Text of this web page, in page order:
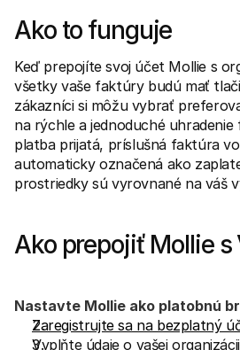
Ako to funguje
Keď prepojíte svoj účet Mollie s
všetky vaše faktúry budú mať
zákazníci si môžu vybrať
na rýchle a jednoduché
platba prijatá, príslušná faktúra
automaticky označená ako
prostriedky sú vyrovnané na váš
Ako prepojiť Mollie s
Nastavte Mollie ako platobnú
Zaregistrujte sa na bezplatný
Vyplňte údaje o vašej